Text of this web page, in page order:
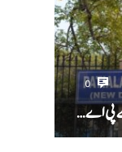
0
پی اے…